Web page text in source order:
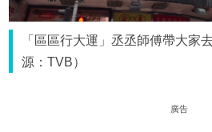
「區區行大運」丞丞師傅帶大家
源：TVB）
廣告